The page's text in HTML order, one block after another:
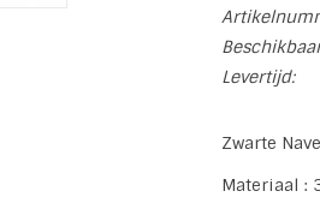
Levertijd:
Zwarte
Materiaal :